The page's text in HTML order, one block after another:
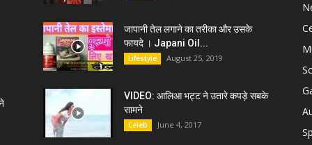
जापानी तेल लगाने का तरीका और उसके
फायदे । Japani Oil...
Lifestyle August 25, 2019
VIDEO: आलिआ भट्ट ने उतारे कपड़े सबके
सामने
Celeb June 4, 2017